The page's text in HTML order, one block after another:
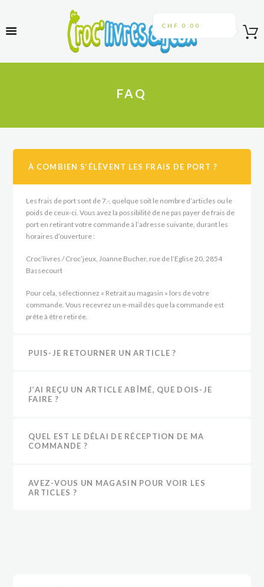
CHF 0.00
FAQ
À COMBIEN S’ÉLÈVENT LES FRAIS DE PORT ?
Les frais de port sont de 7.-, quelque soit le nombre d’articles ou le
poids de ceux-ci. Vous avez la possibilité de ne pas payer de frais de
port en retirant votre commande à l’adresse suivante, durant les
horaires d’ouverture :
Croc’livres / Croc’jeux, Joanne Bucher, rue de l’Eglise 20, 2854
Bassecourt
Pour cela, sélectionnez « Retrait au magasin » lors de votre
commande. Vous recevrez un e-mail dès que la commande est
prête à être retirée.
PUIS-JE RETOURNER UN ARTICLE ?
J’AI REÇU UN ARTICLE ABÎMÉ, QUE DOIS-JE
FAIRE ?
QUEL EST LE DÉLAI DE RÉCEPTION DE MA
COMMANDE ?
AVEZ-VOUS UN MAGASIN POUR VOIR LES
ARTICLES ?